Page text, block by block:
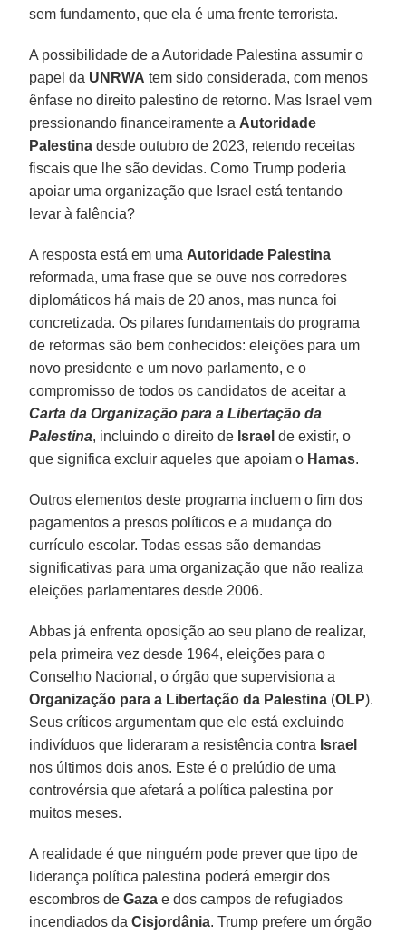
sem fundamento, que ela é uma frente terrorista.
A possibilidade de a Autoridade Palestina assumir o
papel da UNRWA tem sido considerada, com menos
ênfase no direito palestino de retorno. Mas Israel vem
pressionando financeiramente a Autoridade
Palestina desde outubro de 2023, retendo receitas
fiscais que lhe são devidas. Como Trump poderia
apoiar uma organização que Israel está tentando
levar à falência?
A resposta está em uma Autoridade Palestina
reformada, uma frase que se ouve nos corredores
diplomáticos há mais de 20 anos, mas nunca foi
concretizada. Os pilares fundamentais do programa
de reformas são bem conhecidos: eleições para um
novo presidente e um novo parlamento, e o
compromisso de todos os candidatos de aceitar a
Carta da Organização para a Libertação da
Palestina, incluindo o direito de Israel de existir, o
que significa excluir aqueles que apoiam o Hamas.
Outros elementos deste programa incluem o fim dos
pagamentos a presos políticos e a mudança do
currículo escolar. Todas essas são demandas
significativas para uma organização que não realiza
eleições parlamentares desde 2006.
Abbas já enfrenta oposição ao seu plano de realizar,
pela primeira vez desde 1964, eleições para o
Conselho Nacional, o órgão que supervisiona a
Organização para a Libertação da Palestina (OLP).
Seus críticos argumentam que ele está excluindo
indivíduos que lideraram a resistência contra Israel
nos últimos dois anos. Este é o prelúdio de uma
controvérsia que afetará a política palestina por
muitos meses.
A realidade é que ninguém pode prever que tipo de
liderança política palestina poderá emergir dos
escombros deGaza e dos campos de refugiados
incendiados daCisjordânia. Trump prefere um órgão